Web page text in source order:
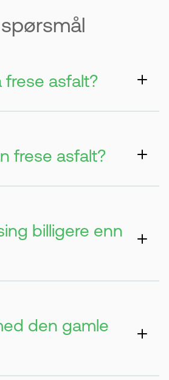
frese asfalt?
det øverste laget av
frese asfalt?
spor, dumper eller
billigere enn
fordi man bruker
den gamle
og gjenvunnet. Deretter